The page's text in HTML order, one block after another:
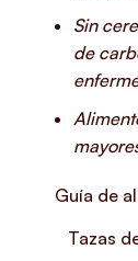
Sin
de
Guía de
Tazas